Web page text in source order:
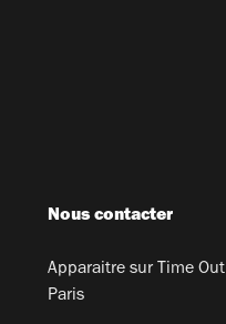
Nous contacter
Apparaitre sur Time Out
Paris